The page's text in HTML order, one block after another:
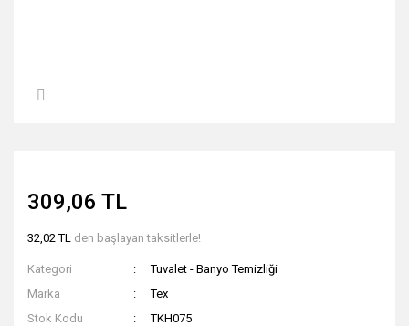
309,06 TL
32,02 TL den başlayan taksitlerle!
Kategori
Tuvalet - Banyo Temizliği
Marka
Tex
Stok Kodu
TKH075